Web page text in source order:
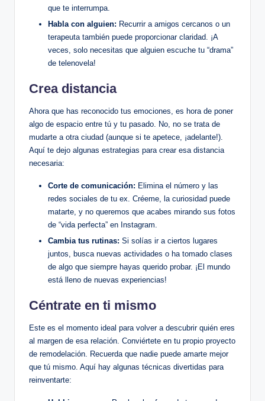
que te interrumpa.
Habla con alguien: Recurrir a amigos cercanos o un
terapeuta también puede proporcionar claridad. ¡A
veces, solo necesitas que alguien escuche tu “drama”
de telenovela!
Crea distancia
Ahora que has reconocido tus emociones, es hora de poner
algo de espacio entre tú y tu pasado. No, no se trata de
mudarte a otra ciudad (aunque si te apetece, ¡adelante!).
Aquí te dejo algunas estrategias para crear esa distancia
necesaria:
Corte de comunicación: Elimina el número y las
redes sociales de tu ex. Créeme, la curiosidad puede
matarte, y no queremos que acabes mirando sus fotos
de “vida perfecta” en Instagram.
Cambia tus rutinas: Si solías ir a ciertos lugares
juntos, busca nuevas actividades o ha tomado clases
de algo que siempre hayas querido probar. ¡El mundo
está lleno de nuevas experiencias!
Céntrate en ti mismo
Este es el momento ideal para volver a descubrir quién eres
al margen de esa relación. Conviértete en tu propio proyecto
de remodelación. Recuerda que nadie puede amarte mejor
que tú mismo. Aquí hay algunas técnicas divertidas para
reinventarte: